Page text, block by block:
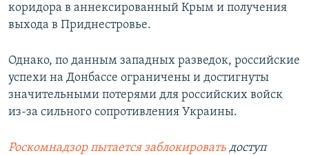
коридора в аннексированный Крым и получения
выхода в Приднестровье.
Однако, по данным западных разведок, российские
успехи на Донбассе ограничены и достигнуты
значительными потерями для российских войск
из-за сильного сопротивления Украины.
Роскомнадзор пытается заблокировать доступ